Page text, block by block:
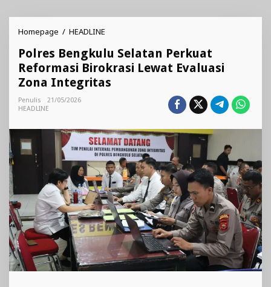
Homepage / HEADLINE
Selatan
Perkuat
Reformasi
Birokrasi
Integritas
Polres Bengkulu Selatan Perkuat
Reformasi Birokrasi Lewat Evaluasi
Zona Integritas
Penulis
21/05/2026
HEADLINE